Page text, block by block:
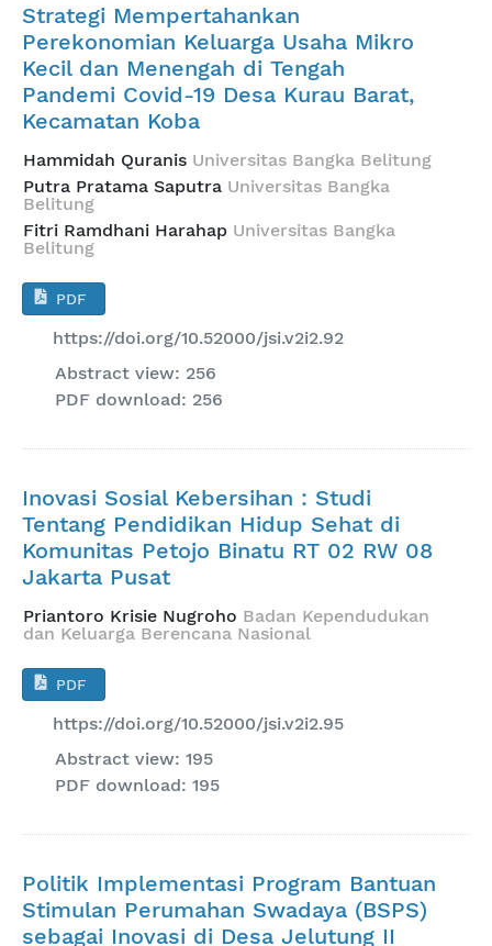
Strategi Mempertahankan
Perekonomian Keluarga Usaha Mikro
Kecil dan Menengah di Tengah
Pandemi Covid-19 Desa Kurau Barat,
Kecamatan Koba
Hammidah Quranis Universitas Bangka Belitung
Putra Pratama Saputra Universitas Bangka
Belitung
Fitri Ramdhani Harahap Universitas Bangka
Belitung
PDF
https://doi.org/10.52000/jsi.v2i2.92
Abstract view: 256
PDF download: 256
Inovasi Sosial Kebersihan : Studi
Tentang Pendidikan Hidup Sehat di
Komunitas Petojo Binatu RT 02 RW 08
Jakarta Pusat
Priantoro Krisie Nugroho Badan Kependudukan
dan Keluarga Berencana Nasional
PDF
https://doi.org/10.52000/jsi.v2i2.95
Abstract view: 195
PDF download: 195
Politik Implementasi Program Bantuan
Stimulan Perumahan Swadaya (BSPS)
sebagai Inovasi di Desa Jelutung II